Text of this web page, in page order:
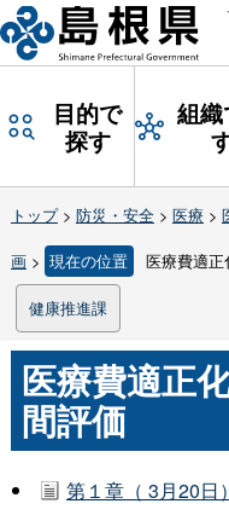
目的で
探す
組
トップ> 防災・安全> 医療 >
画> 現在の位置 医療費適
健康推進課
医療費適正
間評価
第１章（ 3月20日）